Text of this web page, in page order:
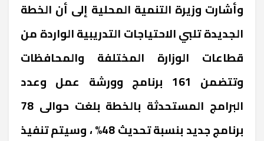
وأشارت وزيرة التنمية المحلية إلى أن الخطة
الجديدة تلبي الاحتياجات التدريبية الواردة من
قطاعات الوزارة المختلفة والمحافظات
وتتضمن 161 برنامج وورشة عمل وعدد
البرامج المستحدثة بالخطة بلغت حوالى 78
برنامج جديد بنسبة تحديث 48% ، وسيتم تنفيذ